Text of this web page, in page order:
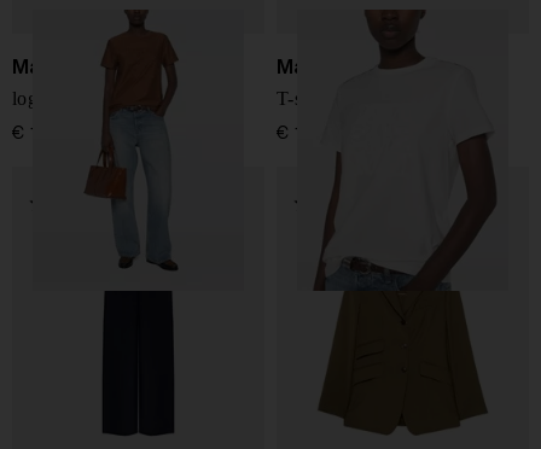
Max Mara
logo t-shirt in cotone
€ 198,00
Max Mara
T-shirt in cotone con logo
€ 198,00